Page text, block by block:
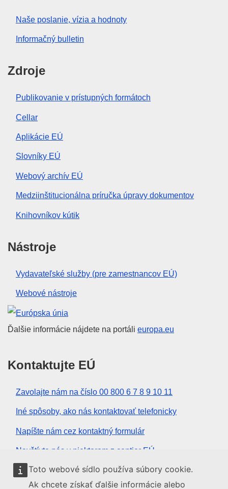
Toto webové sídlo používa súbory cookie.
Ak chcete získať ďalšie informácie alebo
Naše poslanie, vízia a hodnoty
Informačný bulletin
Zdroje
Publikovanie v prístupných formátoch
Cellar
Aplikácie EÚ
Slovníky EÚ
Webový archív EÚ
Medziinštitucionálna príručka úpravy dokumentov
Knihovníkov kútik
Nástroje
Vydavateľské služby (pre zamestnancov EÚ)
Webové nástroje
Európska únia
Ďalšie informácie nájdete na portáli europa.eu
Kontaktujte EÚ
Zavolajte nám na číslo 00 800 6 7 8 9 10 11
Iné spôsoby, ako nás kontaktovať telefonicky
Napíšte nám cez kontaktný formulár
Navštívte nás v niektorom z centier EÚ
Sociálne médiá